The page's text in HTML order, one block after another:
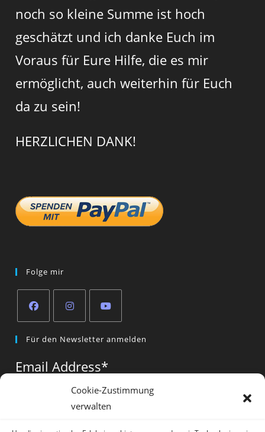
Cookie-Zustimmung
verwalten
noch so kleine Summe ist hoch
geschätzt und ich danke Euch im
Voraus für Eure Hilfe, die es mir
ermöglicht, auch weiterhin für Euch
da zu sein!
HERZLICHEN DANK!
Folge mir
in
new
in
new
in
new
tab
Für den Newsletter anmelden
Email Address*